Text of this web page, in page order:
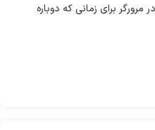
برای زمانی که دوباره